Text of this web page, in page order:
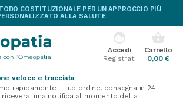
COSTITUZIONALE PER UN APPROCCIO PIÙ
ALLA SALUTE
shopping_basket
Carrello
0,00 €
face
Accedi
Registrati
veloce e tracciata
rapidamente il tuo ordine, consegna in 24–
riceverai una notifica al momento della